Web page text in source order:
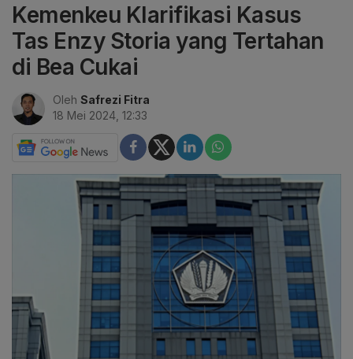
Kemenkeu Klarifikasi Kasus
Tas Enzy Storia yang Tertahan
di Bea Cukai
Oleh Safrezi Fitra
18 Mei 2024, 12:33